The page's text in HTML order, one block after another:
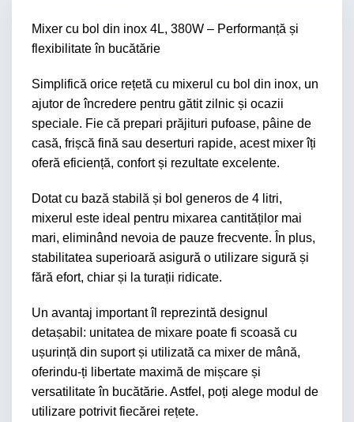
Mixer cu bol din inox 4L, 380W – Performanță și
flexibilitate în bucătărie
Simplifică orice rețetă cu mixerul cu bol din inox, un
ajutor de încredere pentru gătit zilnic și ocazii
speciale. Fie că prepari prăjituri pufoase, pâine de
casă, frișcă fină sau deserturi rapide, acest mixer îți
oferă eficiență, confort și rezultate excelente.
Dotat cu bază stabilă și bol generos de 4 litri,
mixerul este ideal pentru mixarea cantităților mai
mari, eliminând nevoia de pauze frecvente. În plus,
stabilitatea superioară asigură o utilizare sigură și
fără efort, chiar și la turații ridicate.
Un avantaj important îl reprezintă designul
detașabil: unitatea de mixare poate fi scoasă cu
ușurință din suport și utilizată ca mixer de mână,
oferindu-ți libertate maximă de mișcare și
versatilitate în bucătărie. Astfel, poți alege modul de
utilizare potrivit fiecărei rețete.